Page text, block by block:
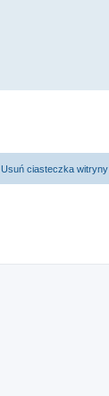
Usuń ciasteczka witryny